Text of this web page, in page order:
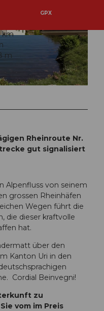
Heidi Meier, Sedrun Disentis Tourismus
GPX
km
m
Rheinroute Nr.
gut signalisiert
Alpenfluss von seinem
grossen Rheinhäfen
Wegen führt die
die dieser kraftvolle
hat.
über den
Kanton Uri in den
Cordial Beinvegni!
zu
vom im Preis